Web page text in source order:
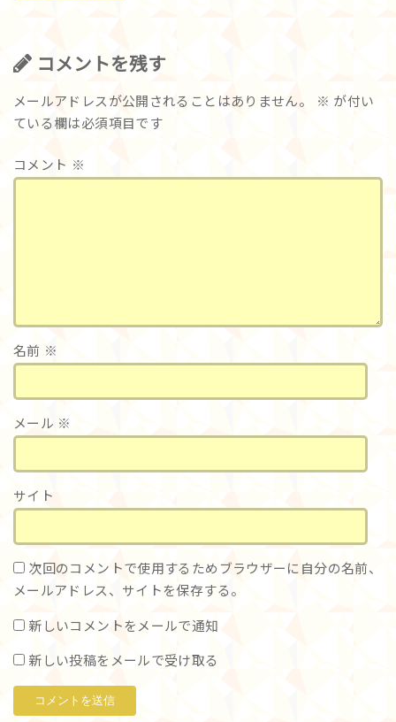
コメントを残す
メールアドレスが公開されることはありません。 ※ が付い
ている欄は必須項目です
コメント ※
名前 ※
メール ※
サイト
次回のコメントで使用するためブラウザーに自分の名前、
メールアドレス、サイトを保存する。
新しいコメントをメールで通知
新しい投稿をメールで受け取る